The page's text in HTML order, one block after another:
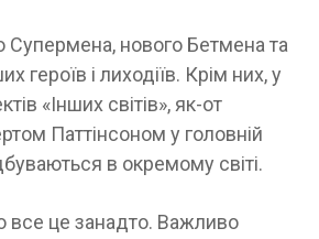
Супермена, нового Бетмена та
героїв і лиходіїв. Крім них, у
«Інших світів», як-от
Паттінсоном у головній
в окремому світі.
все це занадто. Важливо